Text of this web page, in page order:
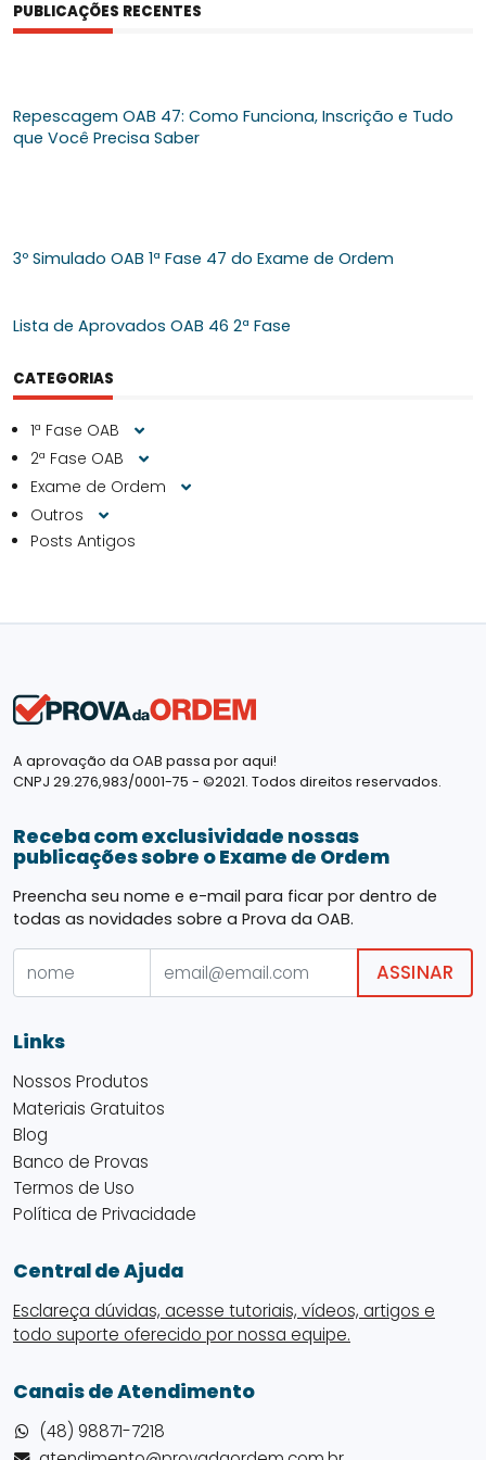
PUBLICAÇÕES RECENTES
Repescagem OAB 47: Como Funciona, Inscrição e Tudo
que Você Precisa Saber
3º Simulado OAB 1ª Fase 47 do Exame de Ordem
Lista de Aprovados OAB 46 2ª Fase
CATEGORIAS
1ª Fase OAB
2ª Fase OAB
Exame de Ordem
Outros
Posts Antigos
A aprovação da OAB passa por aqui!
CNPJ 29.276,983/0001-75 - ©2021. Todos direitos reservados.
Receba com exclusividade nossas
publicações sobre o Exame de Ordem
Preencha seu nome e e-mail para ficar por dentro de
todas as novidades sobre a Prova da OAB.
ASSINAR
Links
Nossos Produtos
Materiais Gratuitos
Blog
Banco de Provas
Termos de Uso
Política de Privacidade
Central de Ajuda
Esclareça dúvidas, acesse tutoriais, vídeos, artigos e
todo suporte oferecido por nossa equipe.
Canais de Atendimento
(48) 98871-7218